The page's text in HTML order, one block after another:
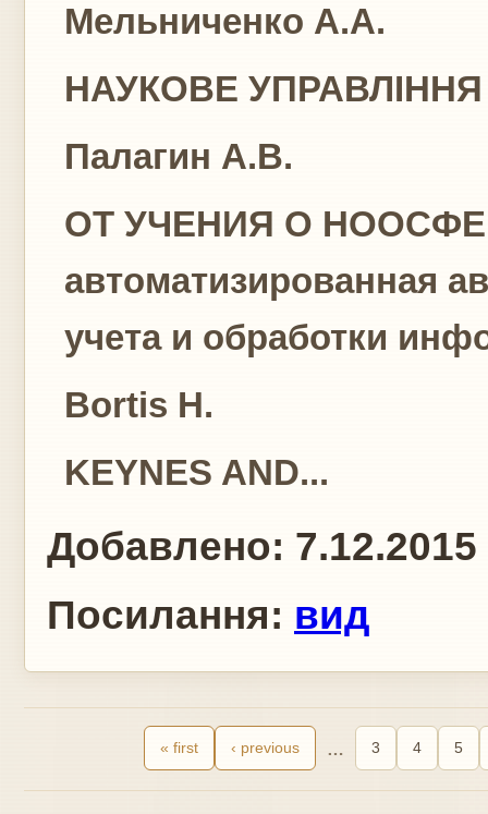
Мельниченко А.А.
НАУКОВЕ УПРАВЛІННЯ
Палагин А.В.
ОТ УЧЕНИЯ О
автоматизированная
учета и обработки
Bortis H.
KEYNES AND...
Добавлено: 7.12.2015
Посилання: вид
« first ‹ previous … 3 4 5